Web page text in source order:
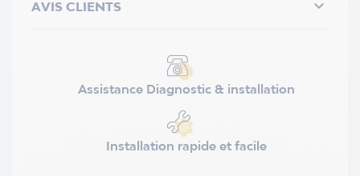
AVIS CLIENTS 
Assistance Diagnostic & installation
Installation rapide et facile